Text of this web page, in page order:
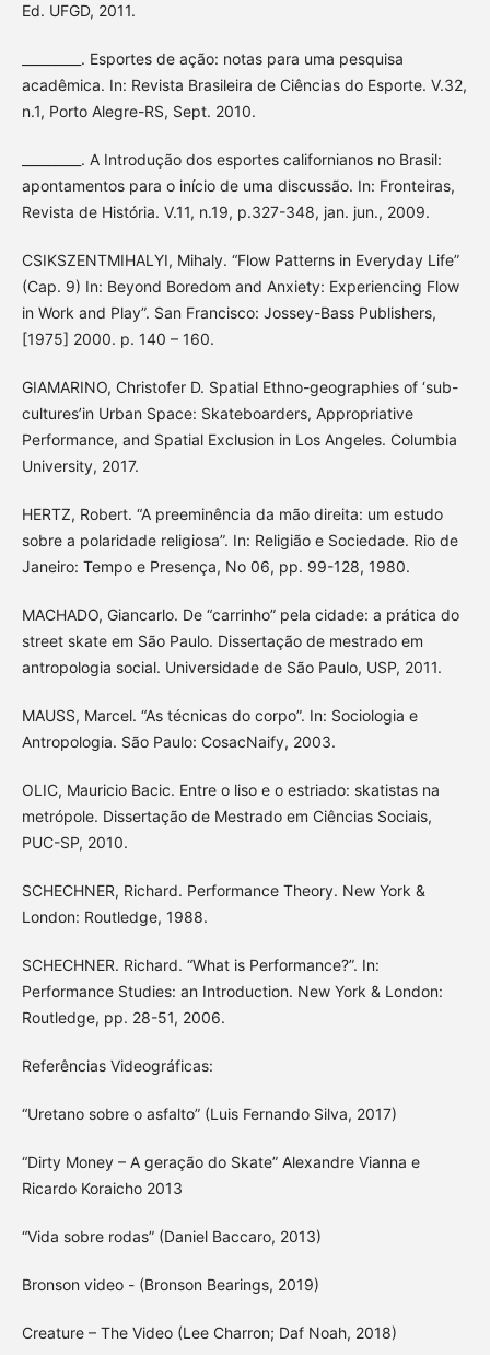
Ed. UFGD, 2011.
_________. Esportes de ação: notas para uma pesquisa
acadêmica. In: Revista Brasileira de Ciências do Esporte. V.32,
n.1, Porto Alegre-RS, Sept. 2010.
_________. A Introdução dos esportes californianos no Brasil:
apontamentos para o início de uma discussão. In: Fronteiras,
Revista de História. V.11, n.19, p.327-348, jan. jun., 2009.
CSIKSZENTMIHALYI, Mihaly. “Flow Patterns in Everyday Life”
(Cap. 9) In: Beyond Boredom and Anxiety: Experiencing Flow
in Work and Play”. San Francisco: Jossey-Bass Publishers,
[1975] 2000. p. 140 – 160.
GIAMARINO, Christofer D. Spatial Ethno-geographies of ‘sub-
cultures’in Urban Space: Skateboarders, Appropriative
Performance, and Spatial Exclusion in Los Angeles. Columbia
University, 2017.
HERTZ, Robert. “A preeminência da mão direita: um estudo
sobre a polaridade religiosa”. In: Religião e Sociedade. Rio de
Janeiro: Tempo e Presença, No 06, pp. 99-128, 1980.
MACHADO, Giancarlo. De “carrinho” pela cidade: a prática do
street skate em São Paulo. Dissertação de mestrado em
antropologia social. Universidade de São Paulo, USP, 2011.
MAUSS, Marcel. “As técnicas do corpo”. In: Sociologia e
Antropologia. São Paulo: CosacNaify, 2003.
OLIC, Mauricio Bacic. Entre o liso e o estriado: skatistas na
metrópole. Dissertação de Mestrado em Ciências Sociais,
PUC-SP, 2010.
SCHECHNER, Richard. Performance Theory. New York &
London: Routledge, 1988.
SCHECHNER. Richard. “What is Performance?”. In:
Performance Studies: an Introduction. New York & London:
Routledge, pp. 28-51, 2006.
Referências Videográficas:
“Uretano sobre o asfalto” (Luis Fernando Silva, 2017)
“Dirty Money – A geração do Skate” Alexandre Vianna e
Ricardo Koraicho 2013
“Vida sobre rodas” (Daniel Baccaro, 2013)
Bronson video - (Bronson Bearings, 2019)
Creature – The Video (Lee Charron; Daf Noah, 2018)